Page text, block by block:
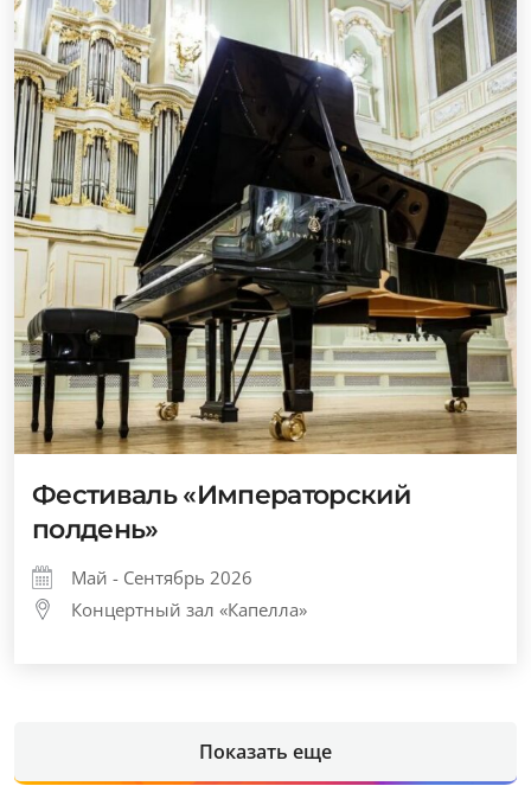
Фестиваль «Императорский
полдень»
Май - Сентябрь 2026
Концертный зал «Капелла»
Показать еще